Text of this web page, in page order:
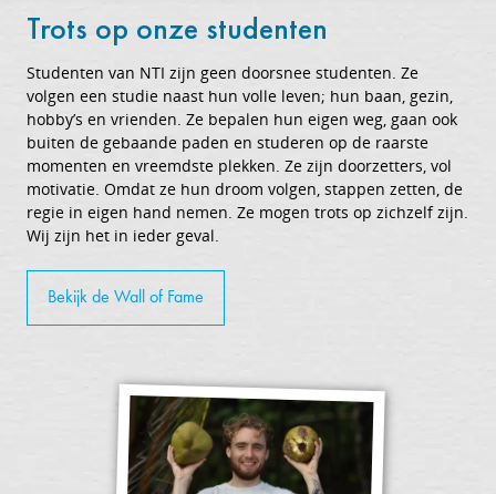
Trots op onze studenten
Studenten van NTI zijn geen doorsnee studenten. Ze
volgen een studie naast hun volle leven; hun baan, gezin,
hobby’s en vrienden. Ze bepalen hun eigen weg, gaan ook
buiten de gebaande paden en studeren op de raarste
momenten en vreemdste plekken. Ze zijn doorzetters, vol
motivatie. Omdat ze hun droom volgen, stappen zetten, de
regie in eigen hand nemen. Ze mogen trots op zichzelf zijn.
Wij zijn het in ieder geval.
Bekijk de Wall of Fame